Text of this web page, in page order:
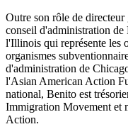
Outre son rôle de
conseil d'administration
l'Illinois qui représente les
organismes
d'administration de
l'Asian American Action
national, Benito est
Immigration Movement et
Action.